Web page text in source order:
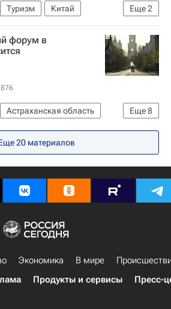
Еще2
Туризм
Китай
по туризму (Ростуризм)
форум в
876
Еще8
Астраханская область
Игорь Шувалов
Сергей Левин
Министерство иностранных дел Российской Федерации (МИД РФ)
20 материалов
Экономика В мире
Продукты и сервисы Пресс-